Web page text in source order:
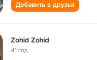
Добавить в друзья
Zohid Zohid
41 год